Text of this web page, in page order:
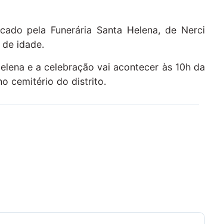
pela Funerária Santa Helena, de Nerci
idade.
e a celebração vai acontecer às 10h da
cemitério do distrito.